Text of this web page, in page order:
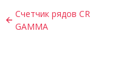
Счетчик рядов CR
GAMMA